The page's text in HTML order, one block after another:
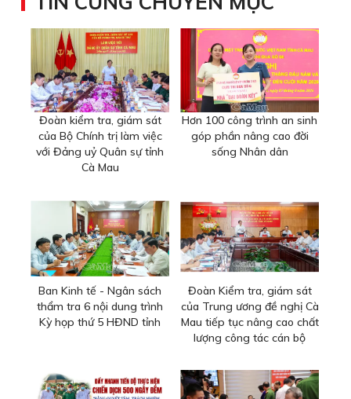
Đoàn kiểm tra, giám sát
của Bộ Chính trị làm việc
với Đảng uỷ Quân sự tỉnh
Cà Mau
Hơn 100 công trình an sinh
góp phần nâng cao đời
sống Nhân dân
Ban Kinh tế - Ngân sách
thẩm tra 6 nội dung trình
Kỳ họp thứ 5 HĐND tỉnh
Đoàn Kiểm tra, giám sát
của Trung ương đề nghị Cà
Mau tiếp tục nâng cao chất
lượng công tác cán bộ